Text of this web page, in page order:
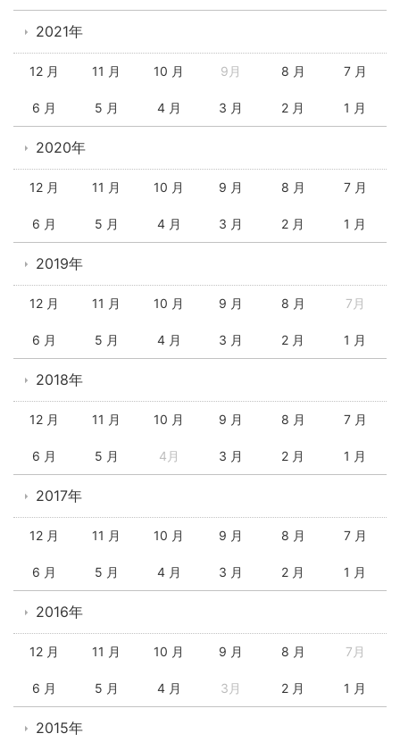
2021年
12 月 11 月 10 月 9月 8 月 7 月
6 月 5 月 4 月 3 月 2 月 1 月
2020年
12 月 11 月 10 月 9 月 8 月 7 月
6 月 5 月 4 月 3 月 2 月 1 月
2019年
12 月 11 月 10 月 9 月 8 月 7月
6 月 5 月 4 月 3 月 2 月 1 月
2018年
12 月 11 月 10 月 9 月 8 月 7 月
6 月 5 月 4月 3 月 2 月 1 月
2017年
12 月 11 月 10 月 9 月 8 月 7 月
6 月 5 月 4 月 3 月 2 月 1 月
2016年
12 月 11 月 10 月 9 月 8 月 7月
6 月 5 月 4 月 3月 2 月 1 月
2015年